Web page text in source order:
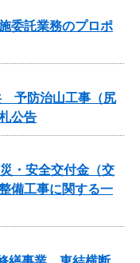
委託業務のプロポ
予防治山工事（尻
公告
・安全交付金（交
備工事に関する一